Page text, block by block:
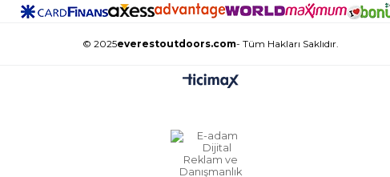
© 2025everestoutdoors.com- Tüm Hakları Saklıdır.